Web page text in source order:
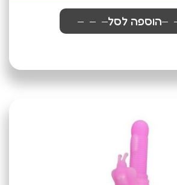
הוספה לסל